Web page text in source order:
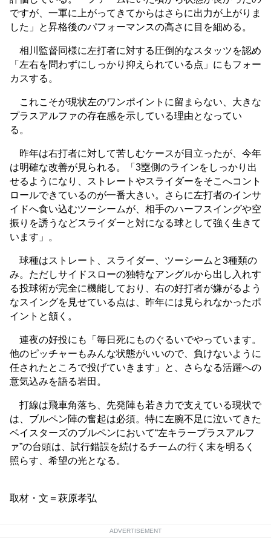
ですが、一軍に上がってきてからはさらに出力が上がりま
した」と昇格後のパフォーマンスの高さに目を細める。
相川監督同様に左打者に対する圧倒的なスタッツを認め
「左右を問わずにしっかり抑えられている点」にもフォー
カスする。
これこそが現状左のワンポイントに留まらない、大きな
プラスアルファの存在感を示している理由となってい
る。
昨年は右打者に対して苦しむケースが目立ったが、今年
は明確な改善が見られる。「3塁側のラインをしっかり出
せるようになり、ストレートやスライダーをそこへコント
ロールできているのが一番大きい。さらに左打者のインサ
イドへ食い込むツーシームが、相手のハーフスイングや空
振りを誘うなどスライダーと対になる球として強く生きて
います」。
球種はストレート、スライダー、ツーシームと3種類の
み。ただしサイドスローの独特なアングルから出し入れす
る投球術が完全に機能しており、右の好打者が嫌がるよう
なスイングを見せている点は、昨年には見られなかったポ
イントと頷く。
連夜の好投にも「毎日死にものぐるいでやっています。
他のピッチャーもみんな状態がいいので、負けないように
任されたところで投げていきます」と、さらなる活躍への
意気込みを語る岩田。
打線は飛車角落ち、先発陣も若き力で支えている現状で
は、ブルペン陣の奮起は必須。特に左腕不足に泣いてきた
ベイスターズのブルペンにおいて“左キラープラスアルフ
ァ”の台頭は、試行錯誤を続けるチームの行く末を明るく
照らす、希望の光となる。
取材・文＝萩原孝弘
ADVERTISEMENT